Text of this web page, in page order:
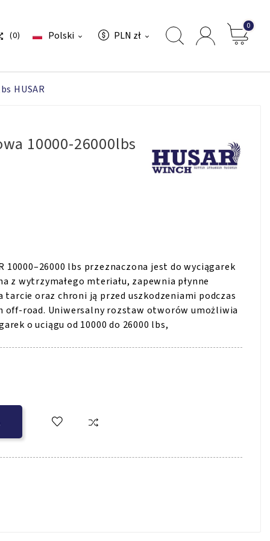
(0) Polski  PLN zł 
0
HUSAR
10000-26000lbs
10000–26000 lbs przeznaczona jest do wyciągarek
z wytrzymałego mteriału, zapewnia płynne
oraz chroni ją przed uszkodzeniami podczas
off-road. Uniwersalny rozstaw otworów umożliwia
o uciągu od 10000 do 26000 lbs,